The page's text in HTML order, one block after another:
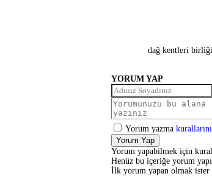
dağ kentleri birliği
YORUM YAP
Yorum yazma kurallarını
Yorum Yap
Yorum yapabilmek için
Henüz bu içeriğe yorum
İlk yorum yapan olmak ister